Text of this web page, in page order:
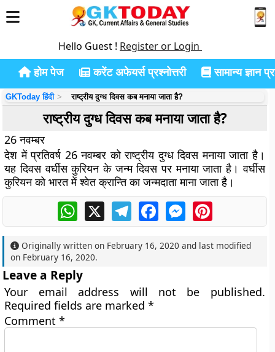
Hello Guest ! Register or Login
होम पेज करेंट अफेयर्स प्रश्नोत्तरी सामान्य ज्ञान
GKToday हिंदी राष्ट्रीय दुग्ध दिवस कब मनाया जाता है?
राष्ट्रीय दुग्ध दिवस कब मनाया जाता है?
26 नवम्बर
देश में प्रतिवर्ष 26 नवम्बर को राष्ट्रीय दुग्ध दिवस मनाया जाता है।
यह दिवस वर्घीस कुरियन के जन्म दिवस पर मनाया जाता है। वर्घीस
कुरियन को भारत में श्वेत क्रान्ति का जन्मदाता माना जाता है।
WhatsApp
X TelegramFacebookMessengerPinterest
Originally written on February 16, 2020 and last modified
on February 16, 2020.
Leave a Reply
Your email address will not be published.
Required fields are marked*
Comment*